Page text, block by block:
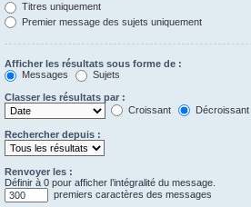
Titres uniquement
Premier message des sujets uniquement
Afficher les résultats sous forme de :
Messages
Sujets
Classer les résultats par :
Croissant
Décroissant
Rechercher depuis :
Renvoyer les :
Définir à 0 pour afficher l’intégralité du message.
premiers caractères des messages